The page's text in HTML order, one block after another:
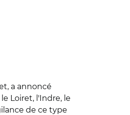
a annoncé
Loiret, l'Indre, le
de ce type